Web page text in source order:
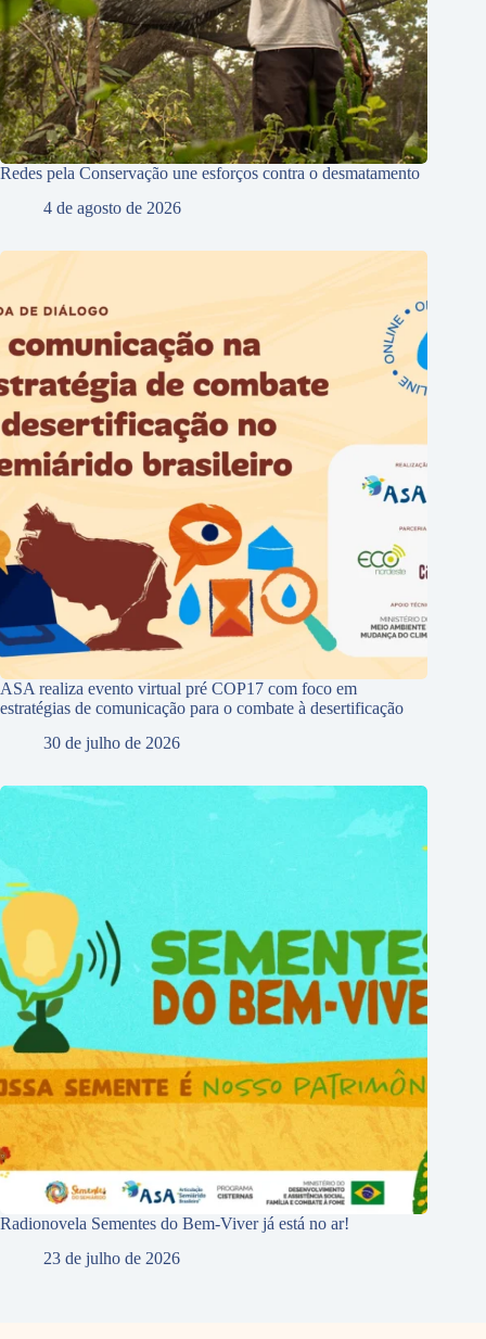
Redes pela Conservação une esforços contra o desmatamento
4 de agosto de 2026
ASA realiza evento virtual pré COP17 com foco em
estratégias de comunicação para o combate à desertificação
30 de julho de 2026
Radionovela Sementes do Bem-Viver já está no ar!
23 de julho de 2026